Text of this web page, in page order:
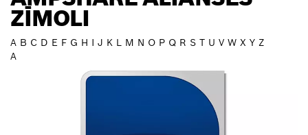
ZĪMOLI
A B C D E F G H I J K L M N O P Q R S T U V W X Y Z
A